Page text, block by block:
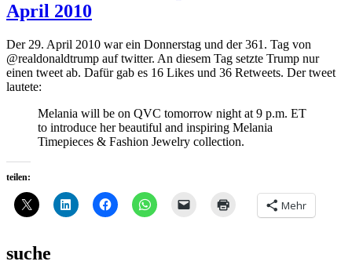
April 2010
Der 29. April 2010 war ein Donnerstag und der 361. Tag von
@realdonaldtrump auf twitter. An diesem Tag setzte Trump nur
einen tweet ab. Dafür gab es 16 Likes und 36 Retweets. Der tweet
lautete:
Melania will be on QVC tomorrow night at 9 p.m. ET
to introduce her beautiful and inspiring Melania
Timepieces & Fashion Jewelry collection.
teilen:
Mehr
suche